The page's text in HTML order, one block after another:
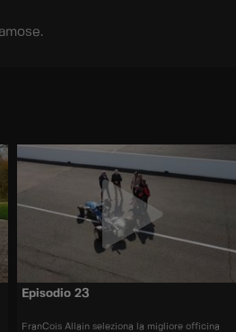
Episodio 23
FranCois Allain seleziona la migliore officina